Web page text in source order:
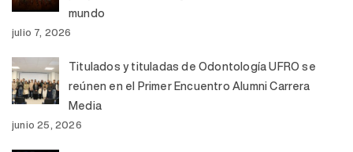
mundo
julio 7, 2026
Titulados y tituladas de Odontología UFRO se
reúnen en el Primer Encuentro Alumni Carrera
Media
junio 25, 2026